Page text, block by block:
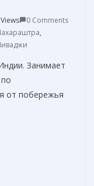
0 Comments
,
Занимает
от побережья